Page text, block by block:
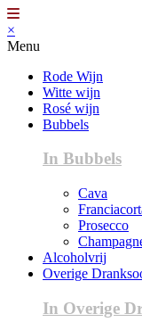
×
Menu
Rode Wijn
Witte wijn
Rosé wijn
Bubbels
In Bubbels
Cava
Prosecco
Alcoholvrij
Overige
In Overige